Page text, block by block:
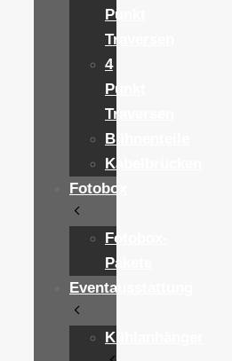
Punkt
Traversen
4
Punkt
Traversen
Bühnenteile
Kabelbrücken
Fotobox
Fotobox-
Pakete
Eventausstattung
Kühlanhänger